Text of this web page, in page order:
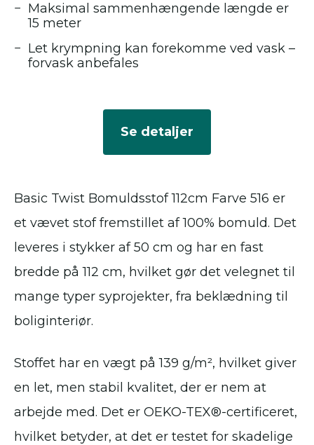
Basic Twist Bomuldsstof 112cm Farve 516 er
et vævet stof fremstillet af 100% bomuld. Det
leveres i stykker af 50 cm og har en fast
bredde på 112 cm, hvilket gør det velegnet til
mange typer syprojekter, fra beklædning til
boliginteriør.
Stoffet har en vægt på 139 g/m², hvilket giver
en let, men stabil kvalitet, der er nem at
arbejde med. Det er OEKO-TEX®-certificeret,
hvilket betyder, at det er testet for skadelige
Maksimal sammenhængende længde er
15 meter
Let krympning kan forekomme ved vask –
forvask anbefales
Se detaljer